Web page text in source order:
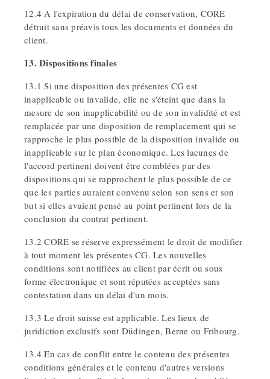
12.4 A l'expiration du délai de conservation, CORE
détruit sans préavis tous les documents et données du
client.
13. Dispositions finales
13.1 Si une disposition des présentes CG est
inapplicable ou invalide, elle ne s'éteint que dans la
mesure de son inapplicabilité ou de son invalidité et est
remplacée par une disposition de remplacement qui se
rapproche le plus possible de la disposition invalide ou
inapplicable sur le plan économique. Les lacunes de
l'accord pertinent doivent être comblées par des
dispositions qui se rapprochent le plus possible de ce
que les parties auraient convenu selon son sens et son
but si elles avaient pensé au point pertinent lors de la
conclusion du contrat pertinent.
13.2 CORE se réserve expressément le droit de modifier
à tout moment les présentes CG. Les nouvelles
conditions sont notifiées au client par écrit ou sous
forme électronique et sont réputées acceptées sans
contestation dans un délai d'un mois.
13.3 Le droit suisse est applicable. Les lieux de
juridiction exclusifs sont Düdingen, Berne ou Fribourg.
13.4 En cas de conflit entre le contenu des présentes
conditions générales et le contenu d'autres versions